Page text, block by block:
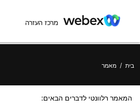
מרכז העזרה
בית / מאמר
המאמר רלוונטי לדברים הבאים: